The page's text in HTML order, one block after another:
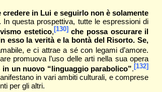
in Lui e seguirlo non è solamente
In questa prospettiva, tutte le espressioni di
estetico, [130] che possa oscurare il
esso la verità e la bontà del Risorto. Se,
e ci attrae a sé con legami d’amore.
promuova l’uso delle arti nella sua opera
un nuovo “linguaggio parabolico”.[132]
in vari ambiti culturali, e comprese
per gli altri.